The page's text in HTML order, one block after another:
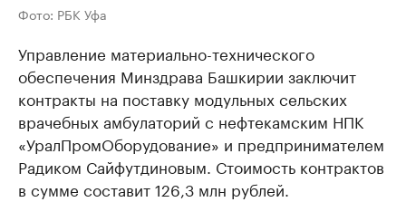
Фото: РБК Уфа
Управление материально-технического
обеспечения Минздрава Башкирии заключит
контракты на поставку модульных сельских
врачебных амбулаторий с нефтекамским НПК
«УралПромОборудование» и предпринимателем
Радиком Сайфутдиновым. Стоимость контрактов
в сумме составит 126,3 млн рублей.